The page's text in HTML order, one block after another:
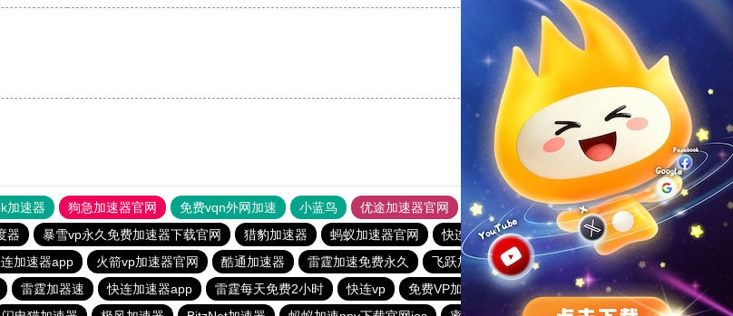
反对[0]
加速器 狗急加速器官网 免费vqn外网加速 小蓝鸟 优途加速器官网 风驰加速器 旋风加速器
八戒看书
器 暴雪vp永久免费加速器下载官网 猎豹加速器 蚂蚁加速器官网 快连加速器app outline
outline
加速器app 火箭vp加速器官网 酷通加速器 雷霆加速免费永久 飞跃加速器
暴雪vp永久免费加速器下载官网
雷霆加器速 快连加速器app 雷霆每天免费2小时 快连vp 免费VP加速器 免费vqn外网
老王vn加速器